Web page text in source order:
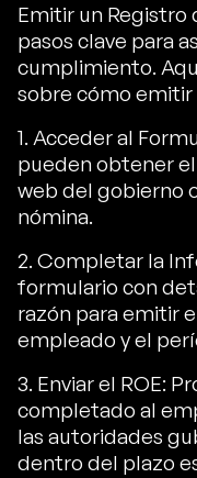
Emitir un Registro
pasos clave para
cumplimiento.
sobre cómo emitir
1. Acceder al
pueden obtener
web del gobierno
nómina.
2. Completar la
formulario con
razón para emitir
empleado y el
3. Enviar el ROE:
completado al
las autoridades
dentro del plazo